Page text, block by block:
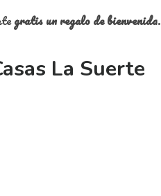
gratis un regalo de bienvenida.
La Suerte